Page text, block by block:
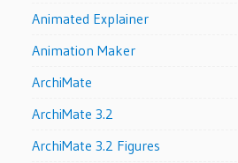
Animated Explainer
Animation Maker
ArchiMate
ArchiMate 3.2
ArchiMate 3.2 Figures